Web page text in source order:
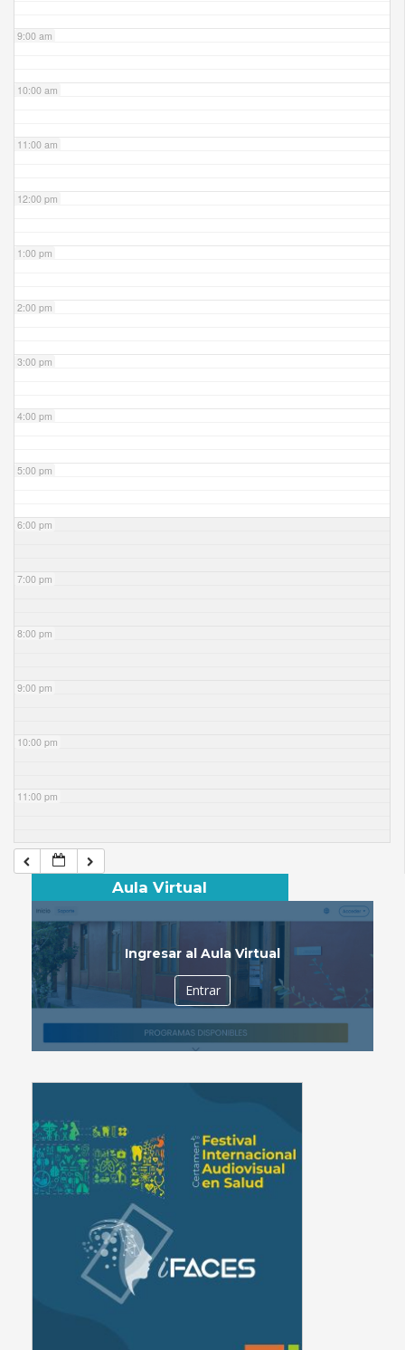
9:00 am
10:00 am
11:00 am
12:00 pm
1:00 pm
2:00 pm
3:00 pm
4:00 pm
5:00 pm
6:00 pm
7:00 pm
8:00 pm
9:00 pm
10:00 pm
11:00 pm
Aula Virtual
Ingresar al Aula Virtual
Entrar